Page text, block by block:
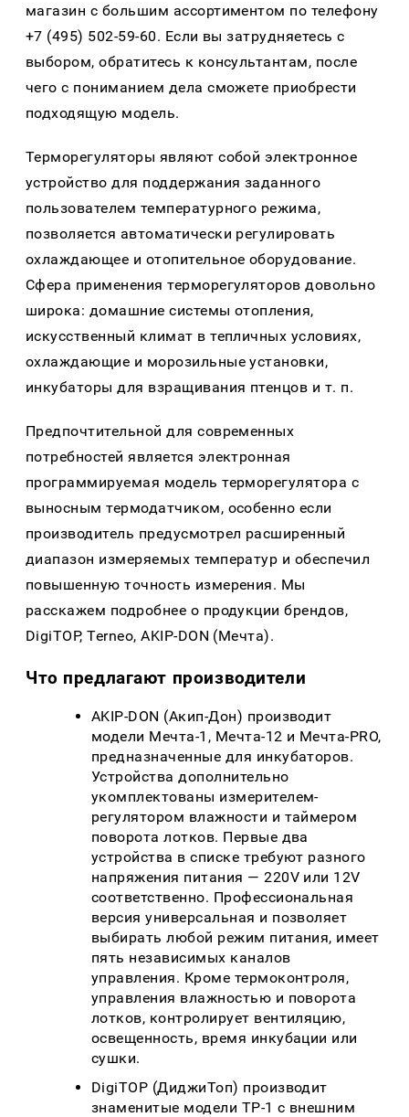
магазин с большим ассортиментом по телефону
+7 (495) 502-59-60. Если вы затрудняетесь с
выбором, обратитесь к консультантам, после
чего с пониманием дела сможете приобрести
подходящую модель.
Терморегуляторы являют собой электронное
устройство для поддержания заданного
пользователем температурного режима,
позволяется автоматически регулировать
охлаждающее и отопительное оборудование.
Сфера применения терморегуляторов довольно
широка: домашние системы отопления,
искусственный климат в тепличных условиях,
охлаждающие и морозильные установки,
инкубаторы для взращивания птенцов и т. п.
Предпочтительной для современных
потребностей является электронная
программируемая модель терморегулятора с
выносным термодатчиком, особенно если
производитель предусмотрел расширенный
диапазон измеряемых температур и обеспечил
повышенную точность измерения. Мы
расскажем подробнее о продукции брендов,
DigiTOP, Terneo, AKIP-DON (Мечта).
Что предлагают производители
AKIP-DON (Акип-Дон) производит
модели Мечта-1, Мечта-12 и Мечта-PRO,
предназначенные для инкубаторов.
Устройства дополнительно
укомплектованы измерителем-
регулятором влажности и таймером
поворота лотков. Первые два
устройства в списке требуют разного
напряжения питания — 220V или 12V
соответственно. Профессиональная
версия универсальная и позволяет
выбирать любой режим питания, имеет
пять независимых каналов
управления. Кроме термоконтроля,
управления влажностью и поворота
лотков, контролирует вентиляцию,
освещенность, время инкубации или
сушки.
DigiTOP (ДиджиТоп) производит
знаменитые модели ТР-1 с внешним